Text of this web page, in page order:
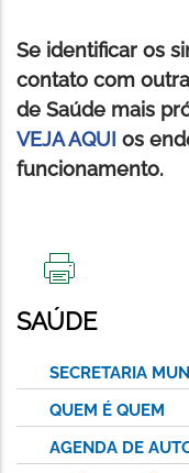
Se identificar os
contato com
de Saúde mais
VEJA AQUI os
funcionamento.
ESTA
PÁGINA
SAÚDE
SECRETARIA
QUEM É QUEM
AGENDA DE